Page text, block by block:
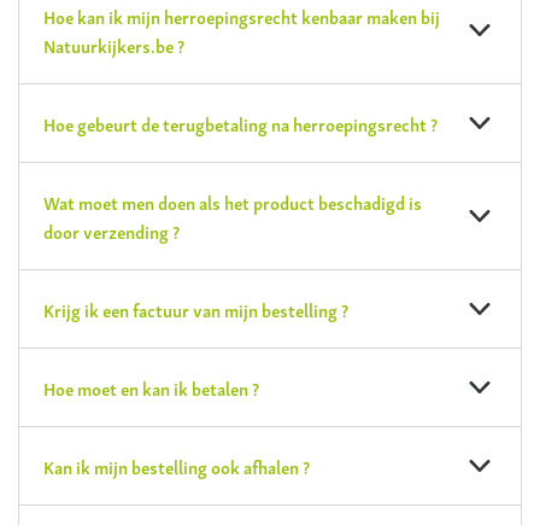
Hoe kan ik mijn herroepingsrecht kenbaar maken bij
Natuurkijkers.be ?
Hoe gebeurt de terugbetaling na herroepingsrecht ?
Wat moet men doen als het product beschadigd is
door verzending ?
Krijg ik een factuur van mijn bestelling ?
Hoe moet en kan ik betalen ?
Kan ik mijn bestelling ook afhalen ?